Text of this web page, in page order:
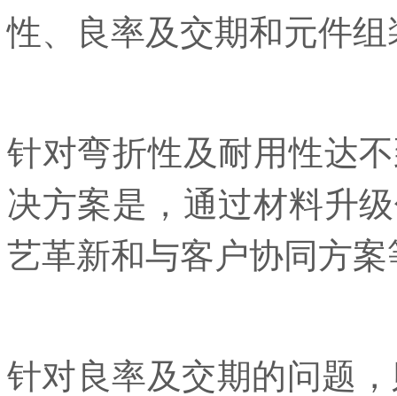
性、良率及交期和元件
针对弯折性及耐用性达
决方案是，通过材料升
艺革新和与客户协同方
针对良率及交期的问题